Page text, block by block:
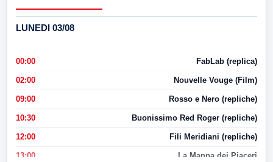
LUNEDI 03/08
00:00 FabLab (replica)
02:00 Nouvelle Vouge (Film)
09:00 Rosso e Nero (repliche)
10:30 Buonissimo Red Roger (repliche)
12:00 Fili Meridiani (repliche)
13:00 La Mappa dei Piaceri